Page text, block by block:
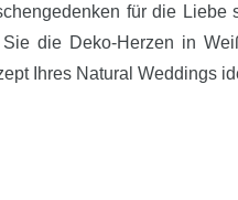
für die Liebe
die Deko-Herzen in
Ihres Natural Weddings